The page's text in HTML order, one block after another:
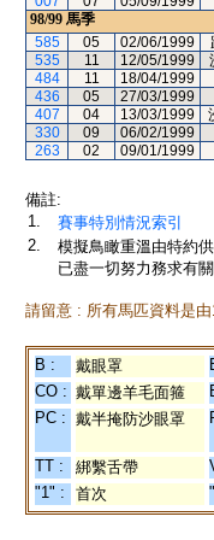
98/99 馬季
585
05 02/06/1999
535
11 12/05/1999
484
11 18/04/1999
436
05 27/03/1999
407
04 13/03/1999
330
09 06/02/1999
263
02 09/01/1999
備註:
1.
賽事特別情況索引
2.
模擬鳥瞰重溫由特約
已盡一切努力務求有
請留意 : 所有馬匹資料是
B : 戴眼罩
CO : 戴單邊羊毛面箍
PC : 戴半掩防沙眼罩
TT : 綁繫舌帶
"1" :
首次